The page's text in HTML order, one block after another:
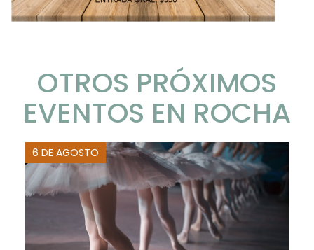
OTROS PRÓXIMOS
EVENTOS EN ROCHA
6 DE AGOSTO